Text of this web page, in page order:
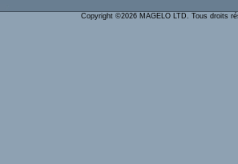
Copyright ©2026 MAGELO LTD. Tous droits